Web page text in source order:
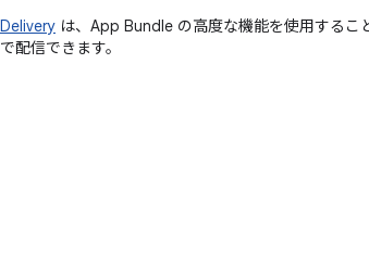
は、App Bundle の高度な機能を使用する
配信できます。